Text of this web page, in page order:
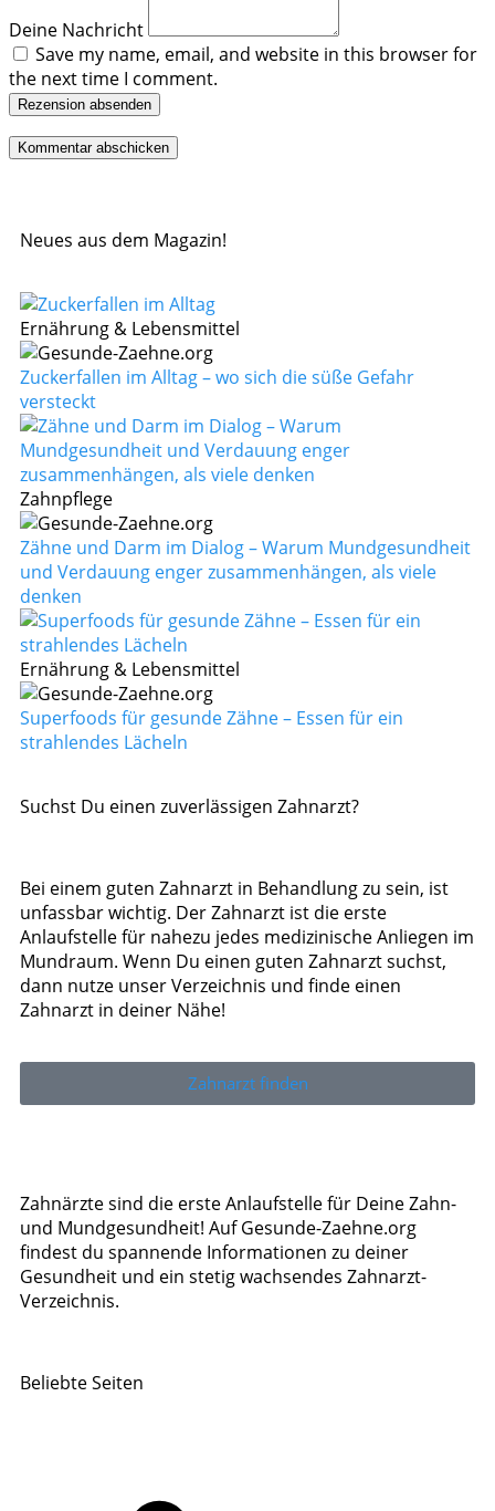
Deine Nachricht
Save my name, email, and website in this browser for
the next time I comment.
Rezension absenden
Neues aus dem Magazin!
Ernährung & Lebensmittel
Zuckerfallen im Alltag – wo sich die süße Gefahr
versteckt
Zahnpflege
Zähne und Darm im Dialog – Warum Mundgesundheit
und Verdauung enger zusammenhängen, als viele
denken
Ernährung & Lebensmittel
Superfoods für gesunde Zähne – Essen für ein
strahlendes Lächeln
Suchst Du einen zuverlässigen Zahnarzt?
Bei einem guten Zahnarzt in Behandlung zu sein, ist
unfassbar wichtig. Der Zahnarzt ist die erste
Anlaufstelle für nahezu jedes medizinische Anliegen im
Mundraum. Wenn Du einen guten Zahnarzt suchst,
dann nutze unser Verzeichnis und finde einen
Zahnarzt in deiner Nähe!
Zahnarzt finden
Zahnärzte sind die erste Anlaufstelle für Deine Zahn-
und Mundgesundheit! Auf Gesunde-Zaehne.org
findest du spannende Informationen zu deiner
Gesundheit und ein stetig wachsendes Zahnarzt-
Verzeichnis.
Beliebte Seiten